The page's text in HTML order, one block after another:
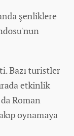
şenliklere
Bazı turistler
etkinlik
Roman
oynamaya